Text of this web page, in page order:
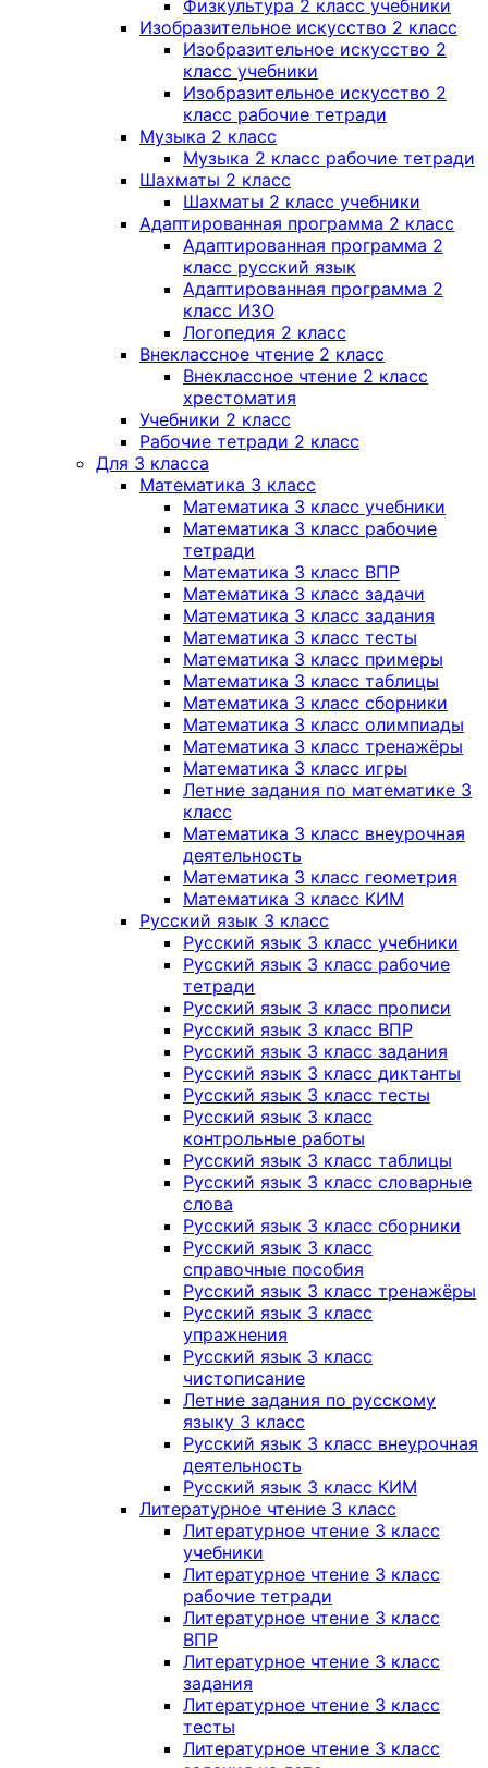
Физкультура 2 класс учебники
Изобразительное искусство 2 класс
Изобразительное искусство 2
класс учебники
Изобразительное искусство 2
класс рабочие тетради
Музыка 2 класс
Музыка 2 класс рабочие тетради
Шахматы 2 класс
Шахматы 2 класс учебники
Адаптированная программа 2 класс
Адаптированная программа 2
класс русский язык
Адаптированная программа 2
класс ИЗО
Логопедия 2 класс
Внеклассное чтение 2 класс
Внеклассное чтение 2 класс
хрестоматия
Учебники 2 класс
Рабочие тетради 2 класс
Для 3 класса
Математика 3 класс
Математика 3 класс учебники
Математика 3 класс рабочие
тетради
Математика 3 класс ВПР
Математика 3 класс задачи
Математика 3 класс задания
Математика 3 класс тесты
Математика 3 класс примеры
Математика 3 класс таблицы
Математика 3 класс сборники
Математика 3 класс олимпиады
Математика 3 класс тренажёры
Математика 3 класс игры
Летние задания по математике 3
класс
Математика 3 класс внеурочная
деятельность
Математика 3 класс геометрия
Математика 3 класс КИМ
Русский язык 3 класс
Русский язык 3 класс учебники
Русский язык 3 класс рабочие
тетради
Русский язык 3 класс прописи
Русский язык 3 класс ВПР
Русский язык 3 класс задания
Русский язык 3 класс диктанты
Русский язык 3 класс тесты
Русский язык 3 класс
контрольные работы
Русский язык 3 класс таблицы
Русский язык 3 класс словарные
слова
Русский язык 3 класс сборники
Русский язык 3 класс
справочные пособия
Русский язык 3 класс тренажёры
Русский язык 3 класс
упражнения
Русский язык 3 класс
чистописание
Летние задания по русскому
языку 3 класс
Русский язык 3 класс внеурочная
деятельность
Русский язык 3 класс КИМ
Литературное чтение 3 класс
Литературное чтение 3 класс
учебники
Литературное чтение 3 класс
рабочие тетради
Литературное чтение 3 класс
ВПР
Литературное чтение 3 класс
задания
Литературное чтение 3 класс
тесты
Литературное чтение 3 класс